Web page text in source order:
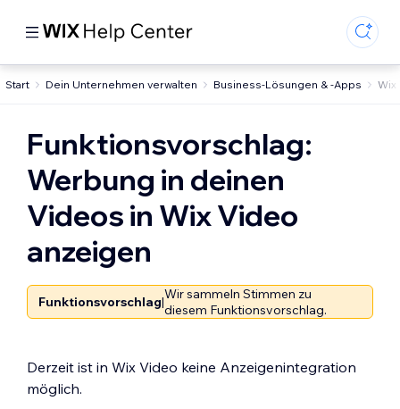
Start Dein Unternehmen verwalten Business-Lösungen & -Apps Wix
Funktionsvorschlag:
Werbung in deinen
Videos in Wix Video
anzeigen
Funktionsvorschlag|Wir sammeln Stimmen zu
diesem Funktionsvorschlag.
Derzeit ist in Wix Video keine Anzeigenintegration
möglich.